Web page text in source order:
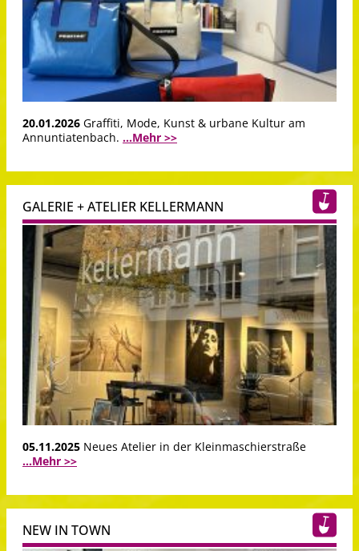
20.01.2026 Graffiti, Mode, Kunst & urbane Kultur am
Annuntiatenbach. ...Mehr >>
GALERIE + ATELIER KELLERMANN
05.11.2025 Neues Atelier in der Kleinmaschierstraße
...Mehr >>
NEW IN TOWN